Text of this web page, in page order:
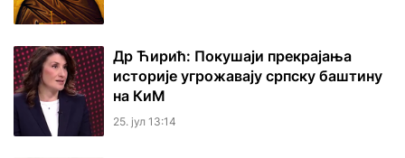
Др Ћирић: Покушаји прекрајања
историје угрожавају српску баштину
на КиМ
25. јул 13:14